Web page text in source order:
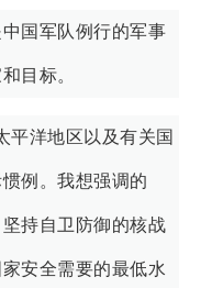
国军队例行的军事
目标。
平洋地区以及有关国
例。我想强调的
持自卫防御的核战
安全需要的最低水